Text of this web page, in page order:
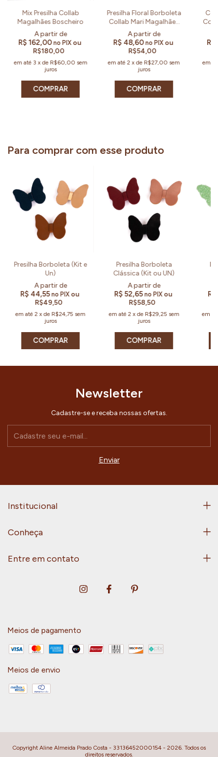
Mix Presilha Collab
Magalhães Boscheiro
R$ 162,00no PIX ou
R$180,00
em até 3 xde R$60,00 sem
juros
COMPRAR
Presilha Floral Borboleta
Collab Mari Magalhães
Boscheiro
R$ 48,60no PIX ou
R$54,00
em até2 xdeR$27,00 sem
juros
COMPRAR
R$
em
Para comprar com esse produto
Presilha Borboleta (Kit e
Un)
R$ 44,55no PIX ou
R$49,50
em até 2 xde R$24,75 sem
juros
COMPRAR
Presilha Borboleta
Clássica (Kit ou UN)
R$ 52,65no PIX ou
R$58,50
em até 2 xde R$29,25 sem
juros
COMPRAR
em
Newsletter
Cadastre-se e receba nossas ofertas.
Institucional
Conheça
Entre em contato
Meios de pagamento
Meios de envio
Copyright Aline Almeida Prado Costa - 33136452000154 - 2026. Todos os
direitos reservados.